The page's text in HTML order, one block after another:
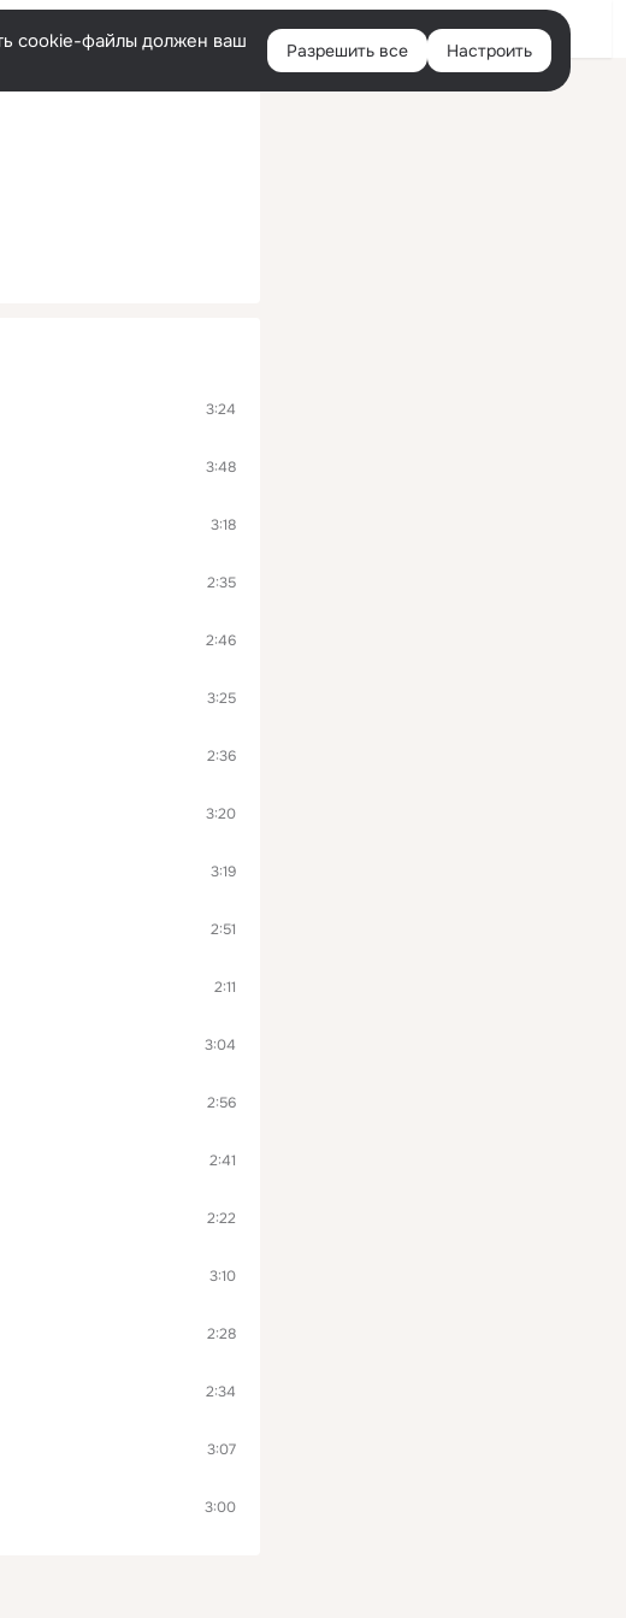
Войти
cookie-файлы должен ваш
Разрешить все Настроить
3:24
3:48
3:18
2:35
2:46
3:25
2:36
3:20
3:19
2:51
2:11
3:04
2:56
2:41
2:22
3:10
2:28
2:34
3:07
3:00